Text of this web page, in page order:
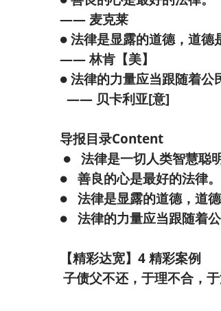
—— 麦克莱
● 法律是显露的道德，道德
—— 林肯【美】
● 法律的力量应当跟随着
—— 贝卡利亚[意]
导报目录Content
● 法律是一切人类智慧聪
● 善良的心是最好的法律
● 法律是显露的道德，道
● 法律的力量应当跟随
【精彩达宽】
子债父不还，于